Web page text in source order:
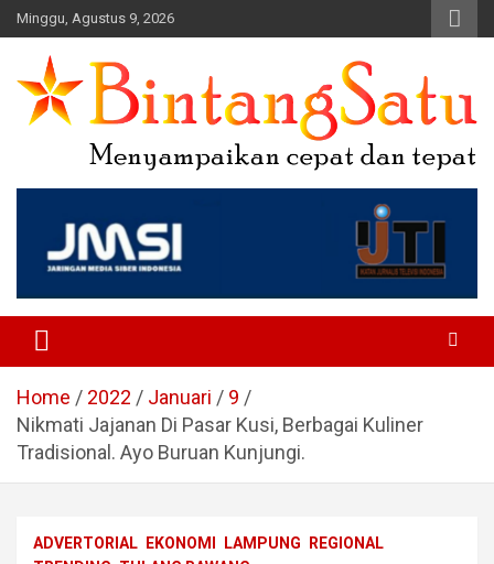
Skip
to
content
Minggu, Agustus 9, 2026
Portal Berita Nasional dan
Regional
Home 2022 Januari
9
Nikmati Jajanan Di Pasar Kusi, Berbagai Kuliner
Tradisional. Ayo Buruan Kunjungi.
ADVERTORIAL EKONOMI LAMPUNG
REGIONAL